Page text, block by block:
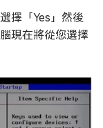
擇「Yes」然後
現在將從您選擇